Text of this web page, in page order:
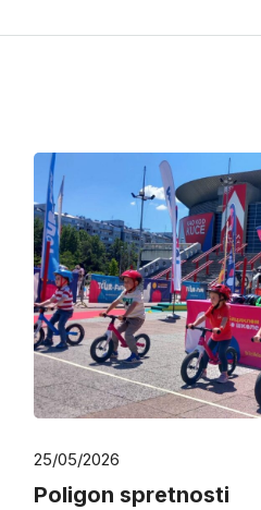
25/05/2026
Poligon spretnosti